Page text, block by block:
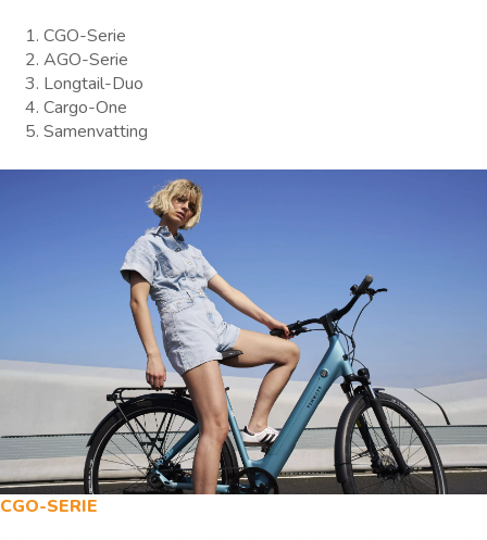
CGO-Serie
AGO-Serie
Longtail-Duo
Cargo-One
Samenvatting
CGO-SERIE